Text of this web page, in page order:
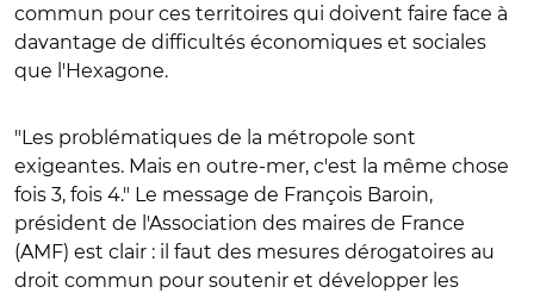
commun pour ces territoires qui doivent faire face à
davantage de difficultés économiques et sociales
que l'Hexagone.
"Les problématiques de la métropole sont
exigeantes. Mais en outre-mer, c'est la même chose
fois 3, fois 4." Le message de François Baroin,
président de l'Association des maires de France
(AMF) est clair : il faut des mesures dérogatoires au
droit commun pour soutenir et développer les